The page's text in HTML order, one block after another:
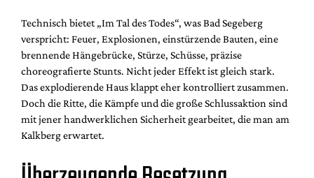
Technisch bietet „Im Tal des Todes“, was Bad Segeberg
verspricht: Feuer, Explosionen, einstürzende Bauten, eine
brennende Hängebrücke, Stürze, Schüsse, präzise
choreografierte Stunts. Nicht jeder Effekt ist gleich stark.
Das explodierende Haus klappt eher kontrolliert zusammen.
Doch die Ritte, die Kämpfe und die große Schlussaktion sind
mit jener handwerklichen Sicherheit gearbeitet, die man am
Kalkberg erwartet.